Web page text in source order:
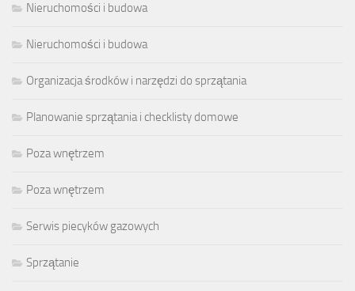
Nieruchomości i budowa
Nieruchomości i budowa
Organizacja środków i narzędzi do sprzątania
Planowanie sprzątania i checklisty domowe
Poza wnętrzem
Poza wnętrzem
Serwis piecyków gazowych
Sprzątanie